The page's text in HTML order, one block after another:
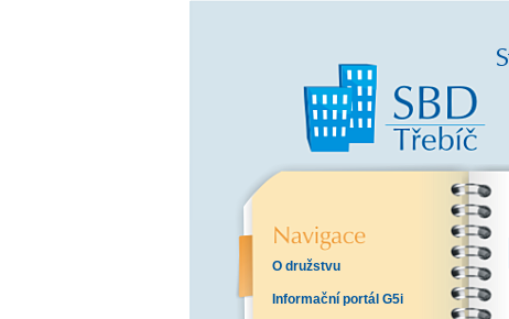
O družstvu
Informační portál G5i